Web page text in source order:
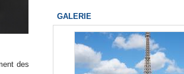
des
GALERIE